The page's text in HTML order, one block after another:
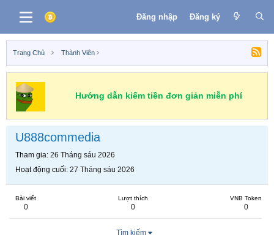
Đăng nhập Đăng ký
Trang Chủ Thành Viên
Hướng dẫn kiếm tiền đơn giản miễn phí
U888commedia
Tham gia 26 Tháng sáu 2026
Hoạt động cuối 27 Tháng sáu 2026
Bài viết
0
Lượt thích
0
VNB Token
0
Tìm kiếm